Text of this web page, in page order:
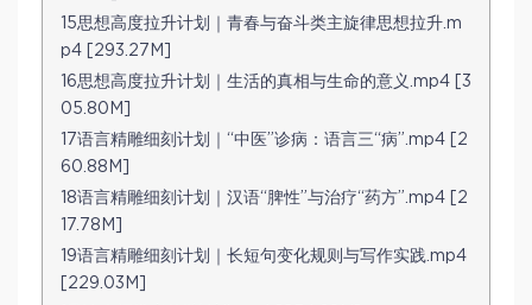
15思想高度拉升计划｜青春与奋斗类主旋律思想拉升.m
p4 [293.27M]
16思想高度拉升计划｜生活的真相与生命的意义.mp4 [3
05.80M]
17语言精雕细刻计划｜“中医”诊病：语言三“病”.mp4 [2
60.88M]
18语言精雕细刻计划｜汉语“脾性”与治疗“药方”.mp4 [2
17.78M]
19语言精雕细刻计划｜长短句变化规则与写作实践.mp4
[229.03M]